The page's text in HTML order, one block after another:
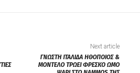
Next article
ΓΝΩΣΤΗ ΙΤΑΛΙΔΑ ΗΘΟΠΟΙΟΣ &
ΜΟΝΤΕΛΟ ΤΡΩΕΙ ΦΡΕΣΚΟ ΩΜΟ